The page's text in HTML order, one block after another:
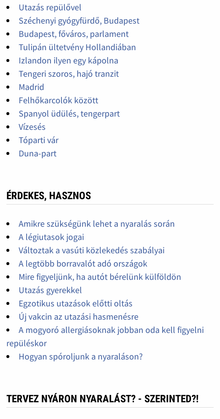
Utazás repülővel
Széchenyi gyógyfürdő, Budapest
Budapest, főváros, parlament
Tulipán ültetvény Hollandiában
Izlandon ilyen egy kápolna
Tengeri szoros, hajó tranzit
Madrid
Felhőkarcolók között
Spanyol üdülés, tengerpart
Vízesés
Tóparti vár
Duna-part
ÉRDEKES, HASZNOS
Amikre szükségünk lehet a nyaralás során
A légiutasok jogai
Változtak a vasúti közlekedés szabályai
A legtöbb borravalót adó országok
Mire figyeljünk, ha autót bérelünk külföldön
Utazás gyerekkel
Egzotikus utazások előtti oltás
Új vakcin az utazási hasmenésre
A mogyoró allergiásoknak jobban oda kell figyelni
repüléskor
Hogyan spóroljunk a nyaraláson?
TERVEZ NYÁRON NYARALÁST? - SZERINTED?!